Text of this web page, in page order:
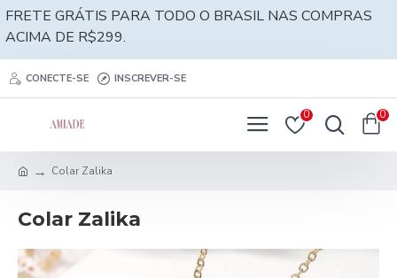
FRETE GRÁTIS PARA TODO O BRASIL NAS COMPRAS
ACIMA DE R$299.
CONECTE-SE INSCREVER-SE
0 0
Colar Zalika
Colar Zalika